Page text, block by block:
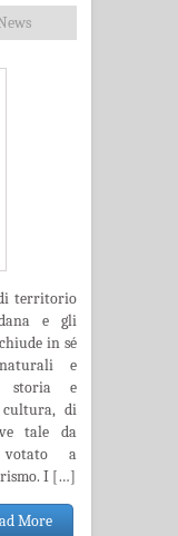
di territorio
e gli
in sé
e
storia e
cultura, di
tale da
votato a
I […]
More